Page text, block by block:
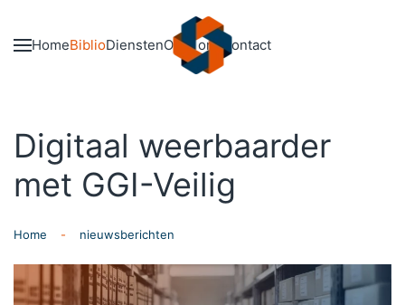
Skip to main content
HomeBiblioDienstenOver onsContact
Digitaal weerbaarder
met GGI-Veilig
Home nieuwsberichten